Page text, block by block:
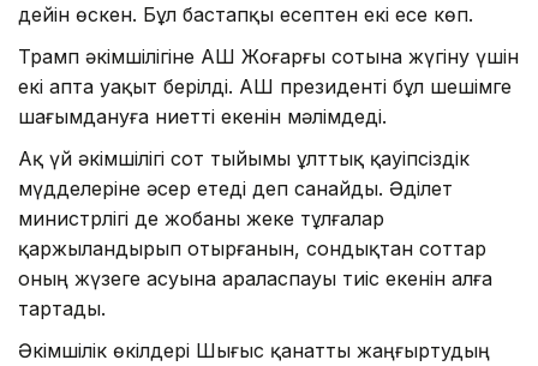
дейін өскен. Бұл бастапқы есептен екі есе көп.
Трамп әкімшілігіне АҚШ Жоғарғы сотына жүгіну үшін
екі апта уақыт берілді. АҚШ президенті бұл шешімге
шағымдануға ниетті екенін мәлімдеді.
Ақ үй әкімшілігі сот тыйымы ұлттық қауіпсіздік
мүдделеріне әсер етеді деп санайды. Әділет
министрлігі де жобаны жеке тұлғалар
қаржыландырып отырғанын, сондықтан соттар
оның жүзеге асуына араласпауы тиіс екенін алға
тартады.
Әкімшілік өкілдері Шығыс қанатты жаңғыртудың